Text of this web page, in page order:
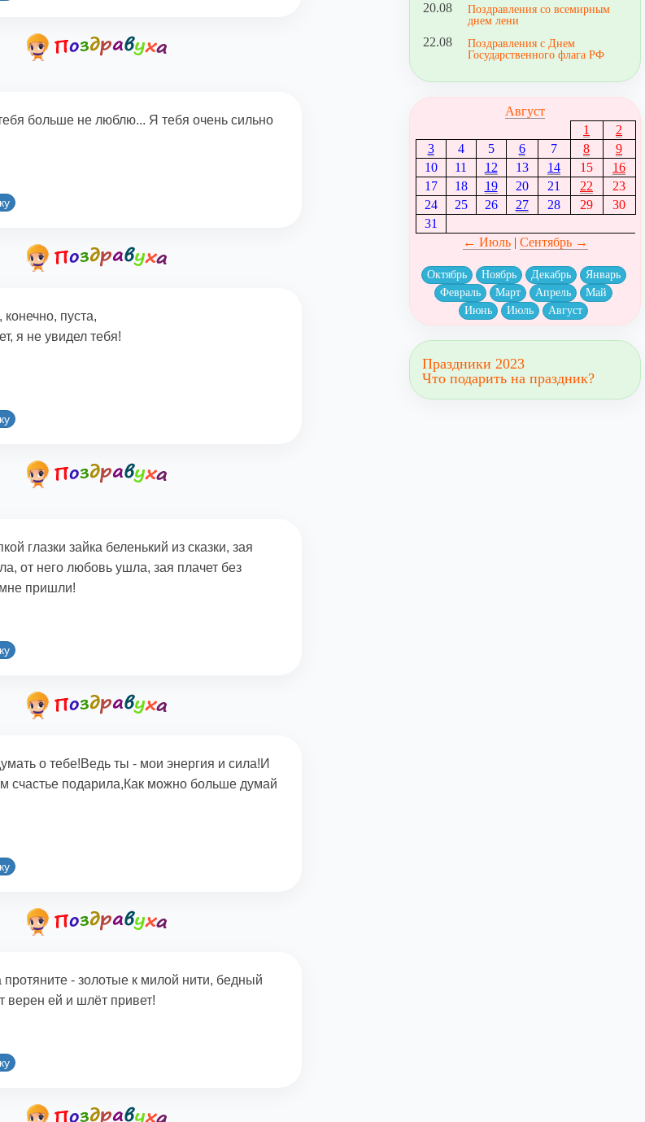
больше не люблю... Я тебя очень сильно
пуста,
я не увидел тебя!
глазки зайка беленький из сказки, зая
от него любовь ушла, зая плачет без
пришли!
о тебе!Ведь ты - мои энергия и сила!И
счастье подарила,Как можно больше думай
протяните - золотые к милой нити, бедный
верен ей и шлёт привет!
20.08
Поздравления со всемирным
днем лени
22.08
Поздравления с Днем
Государственного флага РФ
Август
1
2
3
4 5 6 7 8
9
10
11 12 13 14 15
16
17
18 19 20 21 22
23
24
25 26 27 28 29
30
31
← Июль| Сентябрь →
Октябрь Ноябрь Декабрь
Январь
Февраль
Март Апрель
Май
Июнь
Июль Август
Праздники 2023
Что подарить на праздник?